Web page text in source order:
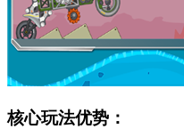
核心玩法优势：